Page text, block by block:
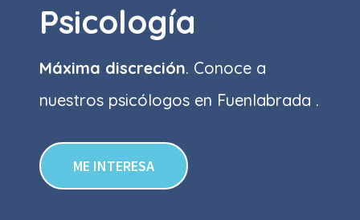
Psicología
Máxima discreción. Conoce a
nuestros psicólogos en Fuenlabrada .
ME INTERESA